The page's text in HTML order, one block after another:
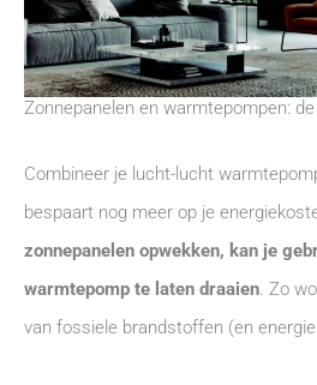
Zonnepanelen en warmtepompen:
Combineer je lucht-lucht
bespaart nog meer op je
zonnepanelen opwekken, kan je
warmtepomp te laten draaien. Zo
van fossiele brandstoffen (en